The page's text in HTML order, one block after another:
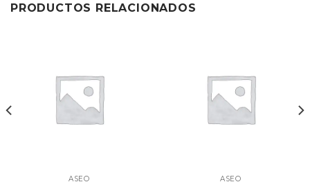
PRODUCTOS RELACIONADOS
ASEO ASEO